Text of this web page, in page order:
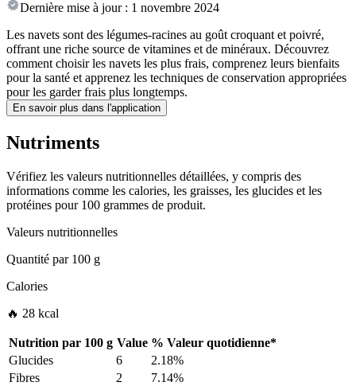
Dernière mise à jour : 1 novembre 2024
Les navets sont des légumes-racines au goût croquant et poivré,
offrant une riche source de vitamines et de minéraux. Découvrez
comment choisir les navets les plus frais, comprenez leurs bienfaits
pour la santé et apprenez les techniques de conservation appropriées
pour les garder frais plus longtemps.
En savoir plus dans l'application
Nutriments
Vérifiez les valeurs nutritionnelles détaillées, y compris des
informations comme les calories, les graisses, les glucides et les
protéines pour 100 grammes de produit.
Valeurs nutritionnelles
Quantité par100 g
Calories
🔥 28 kcal
Nutrition par 100 g Value % Valeur quotidienne*
Glucides
6
2.18%
Fibres
2
7.14%